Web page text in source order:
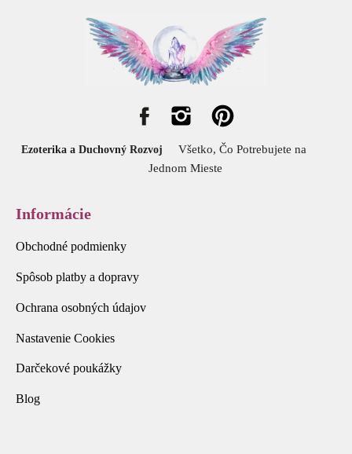
Ezoterika a Duchovný Rozvoj
Všetko, Čo Potrebujete na
Jednom Mieste
Informácie
Obchodné podmienky
Spôsob platby a dopravy
Ochrana osobných údajov
Nastavenie Cookies
Darčekové poukážky
Blog